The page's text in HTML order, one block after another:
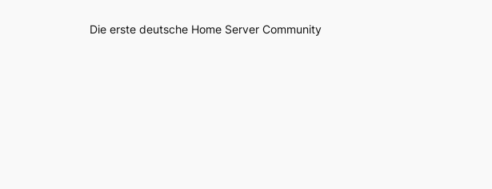
Die erste deutsche Home Server Community